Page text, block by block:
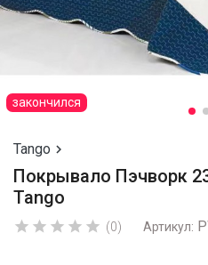
закончился
Tango 
Покрывало Пэчворк
Tango
     (0) Артикул: